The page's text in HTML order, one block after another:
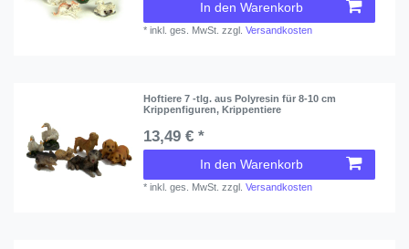
In den Warenkorb
*inkl. ges. MwSt. zzgl.Versandkosten
Hoftiere 7 -tlg. aus Polyresin für 8-10 cm
Krippenfiguren, Krippentiere
13,49 € *
In den Warenkorb
*inkl. ges. MwSt. zzgl.Versandkosten